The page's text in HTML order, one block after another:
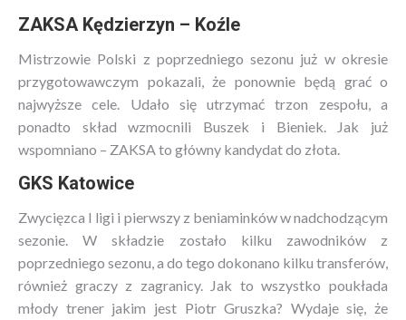
ZAKSA Kędzierzyn – Koźle
Mistrzowie Polski z poprzedniego sezonu już w okresie
przygotowawczym pokazali, że ponownie będą grać o
najwyższe cele. Udało się utrzymać trzon zespołu, a
ponadto skład wzmocnili Buszek i Bieniek. Jak już
wspomniano – ZAKSA to główny kandydat do złota.
GKS Katowice
Zwycięzca I ligi i pierwszy z beniaminków w nadchodzącym
sezonie. W składzie zostało kilku zawodników z
poprzedniego sezonu, a do tego dokonano kilku transferów,
również graczy z zagranicy. Jak to wszystko poukłada
młody trener jakim jest Piotr Gruszka? Wydaje się, że